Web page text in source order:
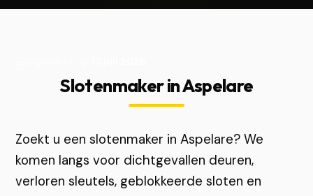
Slotenmaker in Aspelare
Zoekt u een slotenmaker in Aspelare? We
komen langs voor dichtgevallen deuren,
verloren sleutels, geblokkeerde sloten en